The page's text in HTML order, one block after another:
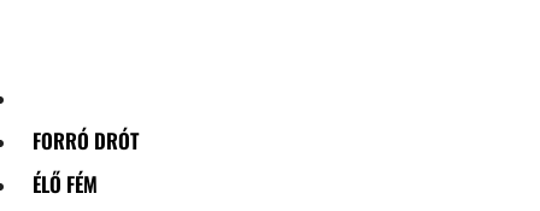
FORRÓ DRÓT
ÉLŐ FÉM